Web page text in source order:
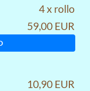
4 x rollo
59,00 EUR
10,90 EUR